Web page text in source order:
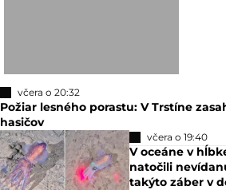
včera o 20:32
Požiar lesného porastu: V Trstíne
hasičov
včera o 19:40
V oceáne v
natočili
takýto záber v